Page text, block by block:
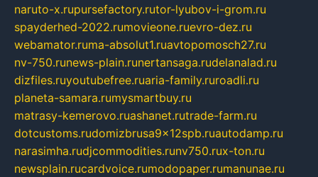
naruto-x.rupursefactory.rutor-lyubov-i-grom.ru
spayderhed-2022.rumovieone.ruevro-dez.ru
webamator.ruma-absolut1.ruavtopomosch27.ru
nv-750.runews-plain.runertansaga.rudelanalad.ru
dizfiles.ruyoutubefree.ruaria-family.ruroadli.ru
planeta-samara.rumysmartbuy.ru
matrasy-kemerovo.ruashanet.rutrade-farm.ru
dotcustoms.rudomizbrusa9x12spb.ruautodamp.ru
narasimha.rudjcommodities.runv750.rux-ton.ru
newsplain.rucardvoice.rumodopaper.rumanunae.ru